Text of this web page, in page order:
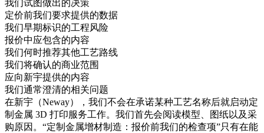
我们试图做出的决策
定价前我们要求提供的数据
我们早期标识的工程风险
报价中应包含的内容
我们何时推荐其他工艺路线
我们将确认的商业范围
应向新宇提供的内容
我们通常澄清的相关问题
在新宇（Neway），我们不会在承诺某种工艺名称后就启动定
制金属 3D 打印服务工作。我们首先会阅读模型、图纸以及采
购原因。“定制金属增材制造：报价前我们的检查项”只有在能